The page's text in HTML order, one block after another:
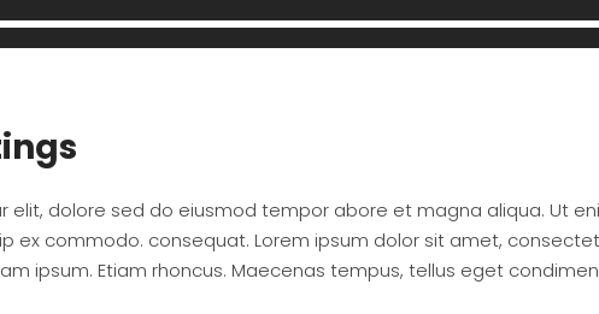
dolore sed do eiusmod tempor abore et magna aliqua. Ut
ex commodo. consequat. Lorem ipsum dolor sit amet,
ipsum. Etiam rhoncus. Maecenas tempus, tellus eget